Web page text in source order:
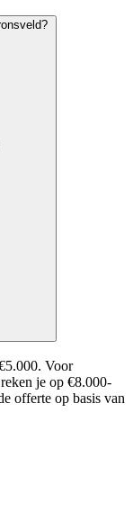
in Gronsveld?
Voor
je op €8.000-
offerte op basis van